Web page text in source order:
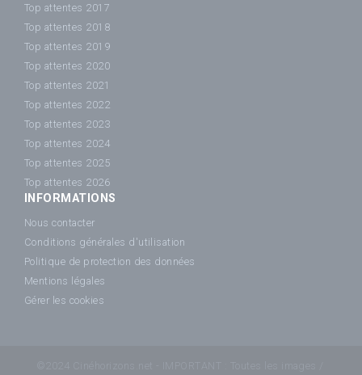
Top attentes 2017
Top attentes 2018
Top attentes 2019
Top attentes 2020
Top attentes 2021
Top attentes 2022
Top attentes 2023
Top attentes 2024
Top attentes 2025
Top attentes 2026
INFORMATIONS
Nous contacter
Conditions générales d'utilisation
Politique de protection des données
Mentions légales
Gérer les cookies